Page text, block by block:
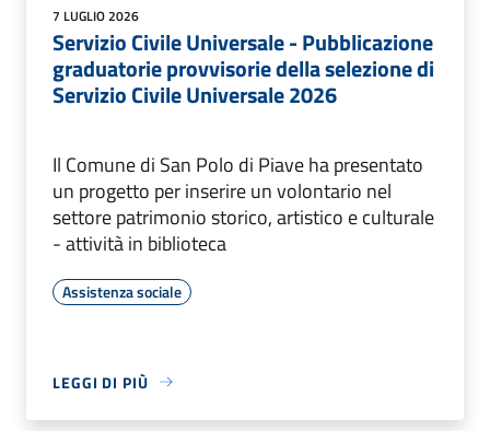
7 LUGLIO 2026
Servizio Civile Universale - Pubblicazione
graduatorie provvisorie della selezione di
Servizio Civile Universale 2026
Il Comune di San Polo di Piave ha presentato
un progetto per inserire un volontario nel
settore patrimonio storico, artistico e culturale
- attività in biblioteca
Assistenza sociale
LEGGI DI PIÙ